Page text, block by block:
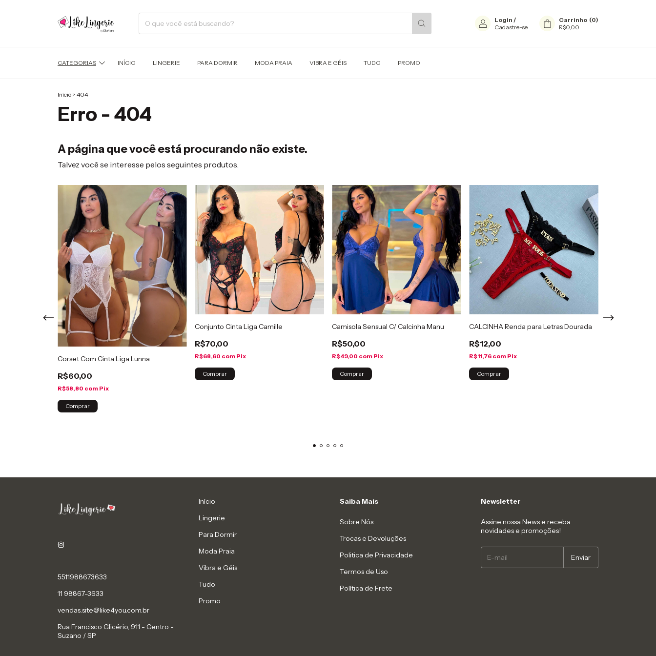
Login /
Cadastre-se
Carrinho (0)
R$0,00
CATEGORIAS INÍCIO LINGERIE PARA DORMIR MODA PRAIA VIBRA E GÉIS TUDO PROMO
Início > 404
Erro - 404
A página que você está procurando não existe.
Talvez você se interesse pelos seguintes produtos.
Corset Com Cinta Liga Lunna
R$60,00
R$58,80 com Pix
Comprar
Conjunto Cinta Liga Camille
R$70,00
R$68,60 com Pix
Comprar
Camisola Sensual C/ Calcinha Manu
R$50,00
R$49,00 com Pix
Comprar
CALCINHA Renda para Letras Dourada
R$12,00
R$11,76 com Pix
Comprar
5511988673633
11 98867-3633
vendas.site@like4you.com.br
Rua Francisco Glicério, 911 - Centro -
Suzano / SP
Início
Lingerie
Para Dormir
Moda Praia
Vibra e Géis
Tudo
Promo
Saiba Mais
Sobre Nós
Trocas e Devoluções
Politica de Privacidade
Termos de Uso
Política de Frete
Newsletter
Assine nossa News e receba
novidades e promoções!